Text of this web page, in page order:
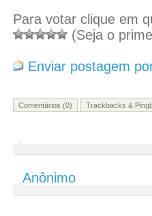
Para votar clique em
(Seja o
Enviar postagem
Comentários (0) Trackbacks &
Anônimo